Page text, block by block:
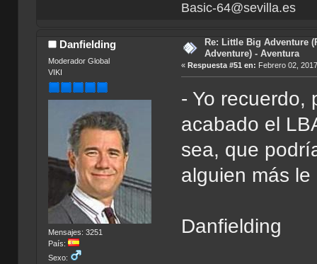
Basic-64@sevilla.es
Danfielding
Moderador Global
VIKI
Mensajes: 3251
País:
Sexo:
Re: Little Big Adventure
Adventure) - Aventura
« Respuesta #51 en: Febrero 02,
- Yo recuerdo,
acabado el
sea, que
alguien más
Danfielding